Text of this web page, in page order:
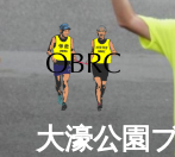
テ
大濠公園